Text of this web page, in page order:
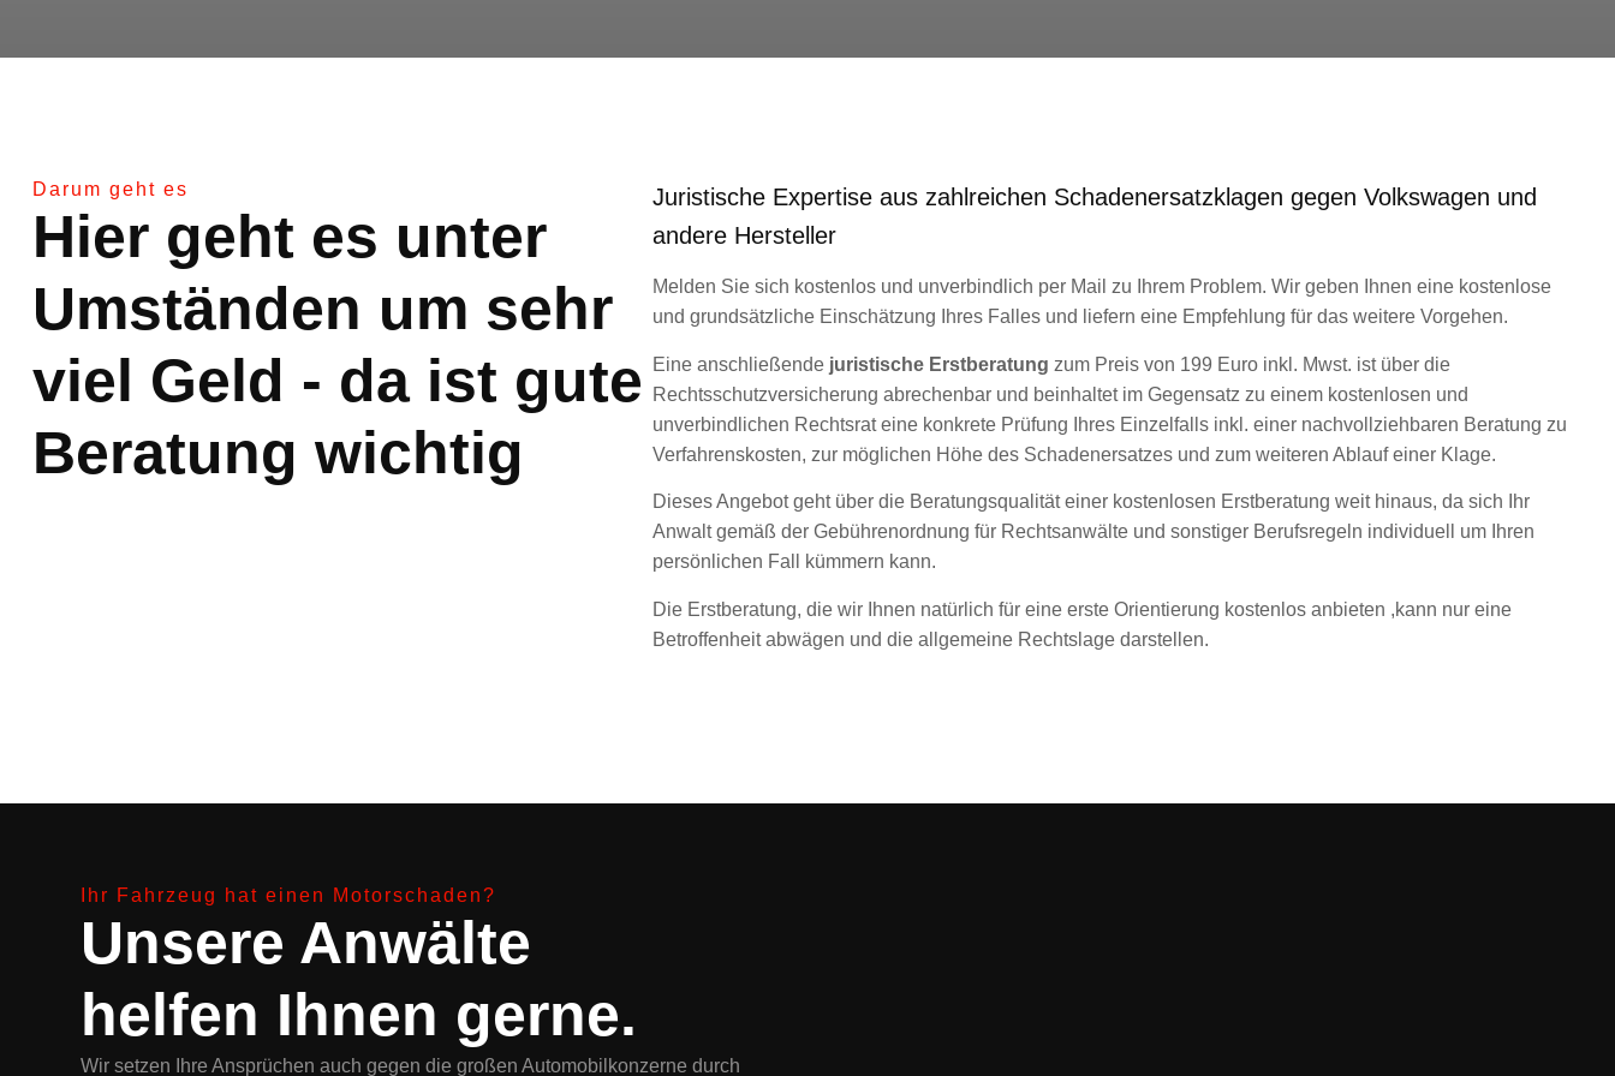
Darum geht es
Hier geht es unter
Umständen um sehr
viel Geld - da ist gute
Beratung wichtig
Juristische Expertise aus zahlreichen Schadenersatzklagen gegen Volkswagen und
andere Hersteller
Melden Sie sich kostenlos und unverbindlich per Mail zu Ihrem Problem. Wir geben Ihnen eine kostenlose
und grundsätzliche Einschätzung Ihres Falles und liefern eine Empfehlung für das weitere Vorgehen.
Eine anschließende juristische Erstberatung zum Preis von 199 Euro inkl. Mwst. ist über die
Rechtsschutzversicherung abrechenbar und beinhaltet im Gegensatz zu einem kostenlosen und
unverbindlichen Rechtsrat eine konkrete Prüfung Ihres Einzelfalls inkl. einer nachvollziehbaren Beratung zu
Verfahrenskosten, zur möglichen Höhe des Schadenersatzes und zum weiteren Ablauf einer Klage.
Dieses Angebot geht über die Beratungsqualität einer kostenlosen Erstberatung weit hinaus, da sich Ihr
Anwalt gemäß der Gebührenordnung für Rechtsanwälte und sonstiger Berufsregeln individuell um Ihren
persönlichen Fall kümmern kann.
Die Erstberatung, die wir Ihnen natürlich für eine erste Orientierung kostenlos anbieten ,kann nur eine
Betroffenheit abwägen und die allgemeine Rechtslage darstellen.
Ihr Fahrzeug hat einen Motorschaden?
Unsere Anwälte
helfen Ihnen gerne.
Wir setzen Ihre Ansprüchen auch gegen die großen Automobilkonzerne durch